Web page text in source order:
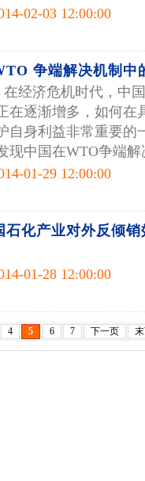
02-03 12:00:00
争端解决机制中
在经济危机时代，中
在逐渐增多，如何在
自身利益非常重要的
现中国在WTO争端
01-29 12:00:00
石化产业对外反倾销
01-28 12:00:00
4 5 6 7 下一页